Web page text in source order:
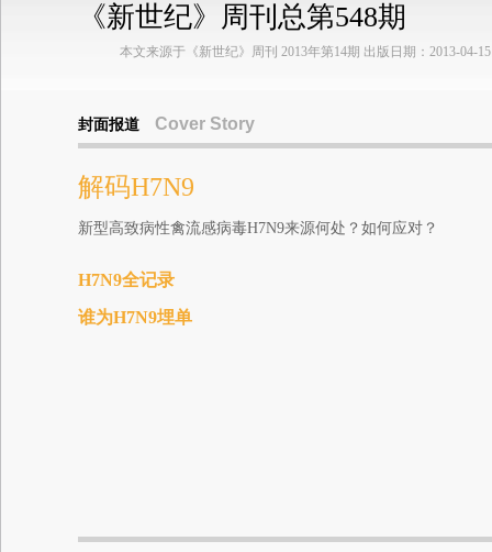
《新世纪》周刊总第548期
本文来源于《新世纪》周刊 2013年第14期 出版日期：2013-04-15
封面报道 Cover Story
解码H7N9
新型高致病性禽流感病毒H7N9来源何处？如何应对？
H7N9全记录
谁为H7N9埋单